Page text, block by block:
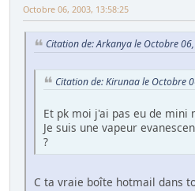
Octobre 06, 2003, 13:58:25
Citation de: Arkanya le Octobre
Citation de: Kirunaa le Octobre
Et pk moi j'ai pas eu de mini
Je suis une vapeur
?
C ta vraie boîte hotmail dans